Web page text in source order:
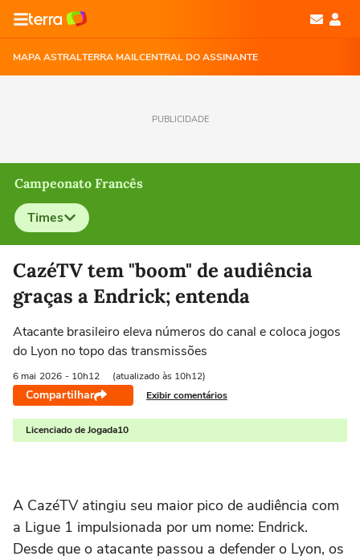
MAPA ASTRALTERRA MAILCENTRAL DO ASSINANTE
PUBLICIDADE
Campeonato Francês
Times
Selecione o time para ver as notícias
CazéTV tem "boom" de audiência
graças a Endrick; entenda
Atacante brasileiro eleva números do canal e coloca jogos
do Lyon no topo das transmissões
6 mai 2026 - 10h12 (atualizado às 10h12)
Compartilhar Exibir comentários
Licenciado de Jogada10
A CazéTVatingiu seu maior pico de audiência com
a Ligue 1 impulsionada por um nome: Endrick.
Desde que o atacante passou a defender o Lyon, os